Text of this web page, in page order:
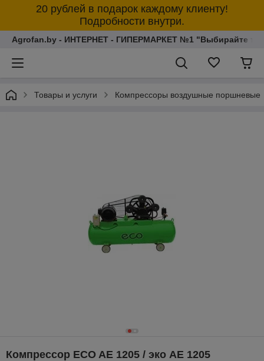
20 рублей в подарок каждому клиенту!
Подробности внутри.
Agrofan.by - ИНТЕРНЕТ - ГИПЕРМАРКЕТ №1 "Выбирайте
Товары и услуги Компрессоры воздушные поршневые
Компрессор ECO AE 1205 / эко AE 1205